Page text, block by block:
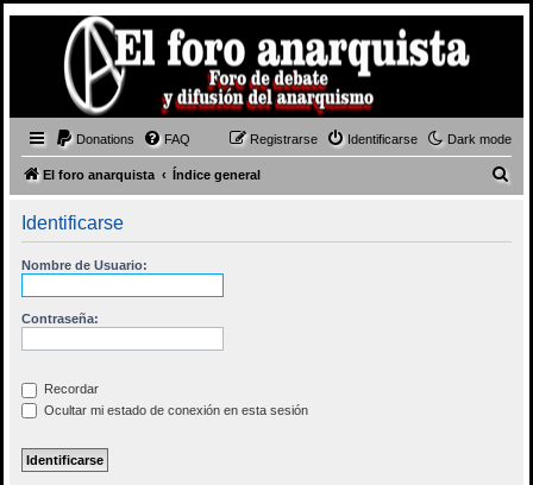
Dark mode
Donations FAQ Identificarse
Registrarse
El foro anarquista Índice general
Identificarse
Nombre de Usuario:
Contraseña:
Recordar
Ocultar mi estado de conexión en esta sesión